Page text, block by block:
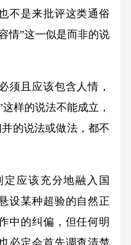
不是来批评这类通俗
情”这一似是而非的说
且应该包含人情，
样的说法不能成立，
并的说法或做法，都不
应该充分地融入国
设某种超验的自然正
中的纠偏，但任何明